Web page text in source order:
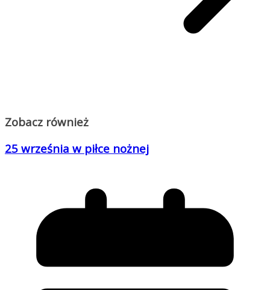
Zobacz również
25 września w piłce nożnej